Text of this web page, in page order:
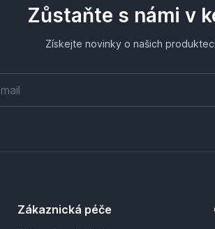
Zůstaňte s námi v
Získejte novinky o našich
Zákaznická péče